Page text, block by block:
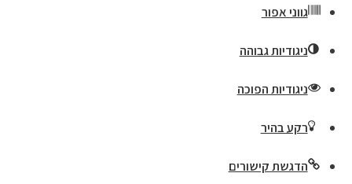
גווני אפור
ניגודיות גבוהה
ניגודיות הפוכה
רקע בהיר
הדגשת קישורים